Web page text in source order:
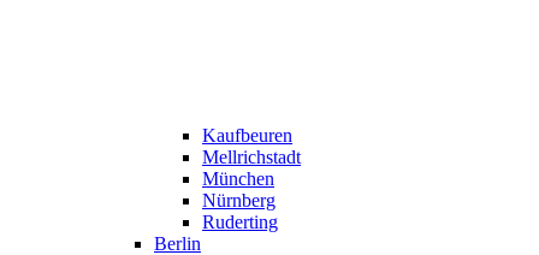
Kaufbeuren
Mellrichstadt
München
Nürnberg
Ruderting
Berlin